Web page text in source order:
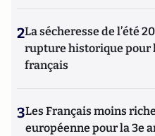
2La sécheresse de l’été
rupture historique pour
français
3Les Français moins
européenne pour la 3e